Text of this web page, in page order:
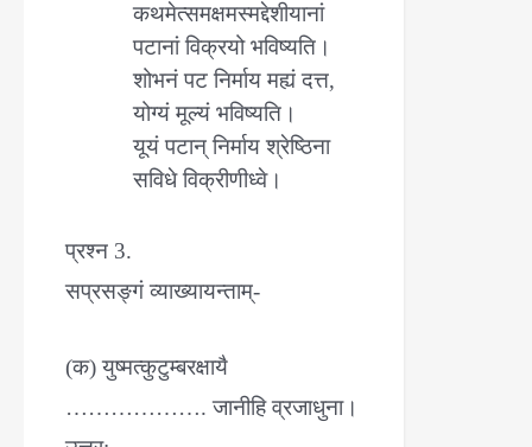
कथमेत्समक्षमस्मद्देशीयानां
पटानां विक्रयो भविष्यति।
शोभनं पट निर्माय मह्यं दत्त,
योग्यं मूल्यं भविष्यति।
यूयं पटान् निर्माय श्रेष्ठिना
सविधे विक्रीणीध्वे।
प्रश्न 3.
सप्रसङ्गं व्याख्यायन्ताम्-
(क) युष्मत्कुटुम्बरक्षायै
………………. जानीहि व्रजाधुना।